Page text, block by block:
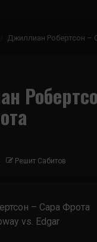
Джиллиан Робертсон –
Решит Сабитов
– Сара Фрота
vs. Edgar